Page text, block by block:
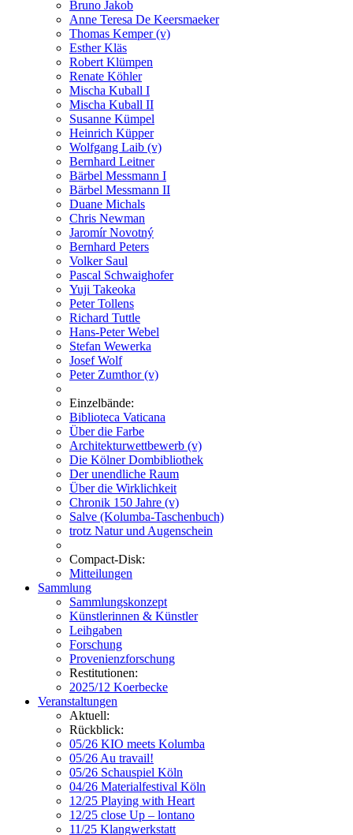
Bruno Jakob
Anne Teresa De Keersmaeker
Thomas Kemper (v)
Esther Kläs
Robert Klümpen
Renate Köhler
Mischa Kuball I
Mischa Kuball II
Susanne Kümpel
Heinrich Küpper
Wolfgang Laib (v)
Bernhard Leitner
Bärbel Messmann I
Bärbel Messmann II
Duane Michals
Chris Newman
Jaromír Novotný
Bernhard Peters
Volker Saul
Pascal Schwaighofer
Yuji Takeoka
Peter Tollens
Richard Tuttle
Hans-Peter Webel
Stefan Wewerka
Josef Wolf
Peter Zumthor (v)
Einzelbände:
Biblioteca Vaticana
Über die Farbe
Architekturwettbewerb (v)
Die Kölner Dombibliothek
Der unendliche Raum
Über die Wirklichkeit
Chronik 150 Jahre (v)
Salve (Kolumba-Taschenbuch)
trotz Natur und Augenschein
Compact-Disk:
Mitteilungen
Sammlung
Sammlungskonzept
Künstlerinnen & Künstler
Leihgaben
Forschung
Provenienzforschung
Restitutionen:
2025/12 Koerbecke
Veranstaltungen
Aktuell:
Rückblick:
05/26 KIO meets Kolumba
05/26 Au travail!
05/26 Schauspiel Köln
04/26 Materialfestival Köln
12/25 Playing with Heart
12/25 close Up – lontano
11/25 Klangwerkstatt